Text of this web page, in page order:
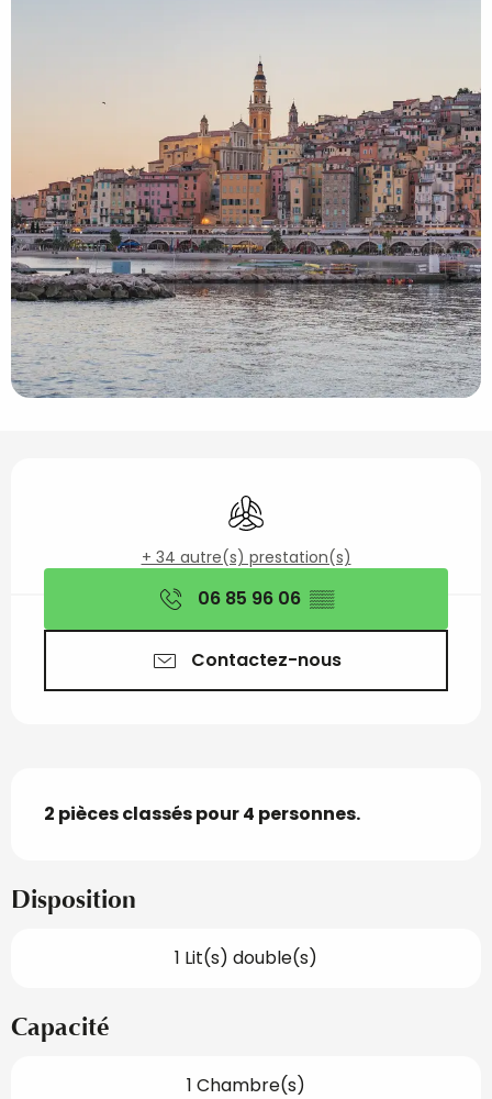
Ouverture et
Air conditionné
+ 34 autre(s) prestation(s)
06 85 96 06 ▒▒
Contactez-nous
Description
2 pièces classés pour 4 personnes.
Disposition
1 Lit(s) double(s)
Capacité
1 Chambre(s)